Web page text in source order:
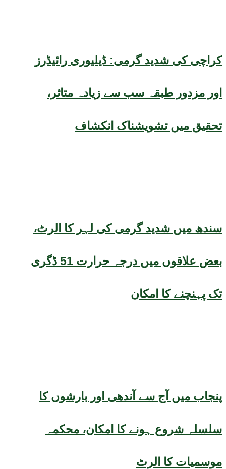
کراچی کی شدید گرمی: ڈیلیوری رائیڈرز
اور مزدور طبقہ سب سے زیادہ متاثر،
تحقیق میں تشویشناک انکشاف
سندھ میں شدید گرمی کی لہر کا الرٹ،
بعض علاقوں میں درجہ حرارت 51 ڈگری
تک پہنچنے کا امکان
پنجاب میں آج سے آندھی اور بارشوں کا
سلسلہ شروع ہونے کا امکان، محکمہ
موسمیات کا الرٹ